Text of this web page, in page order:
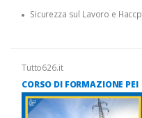
Sicurezza sul Lavoro e Haccp
Tutto626.it
CORSO DI FORMAZIONE PEI